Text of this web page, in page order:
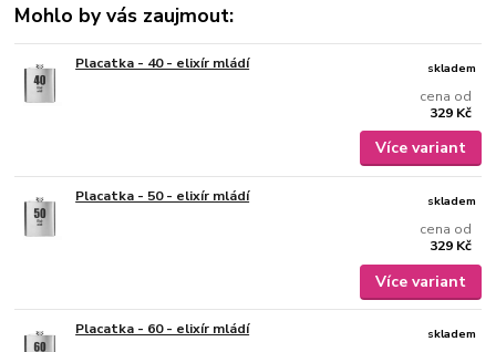
Mohlo by vás zaujmout:
Placatka - 40 - elixír mládí
cena od
329 Kč
skladem
Více variant
Placatka - 50 - elixír mládí
cena od
329 Kč
skladem
Více variant
Placatka - 60 - elixír mládí
skladem